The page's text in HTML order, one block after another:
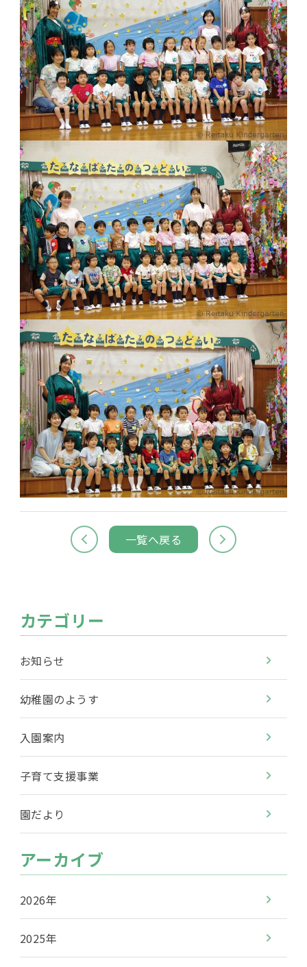
一覧へ戻る
カテゴリー
お知らせ
幼稚園のようす
入園案内
子育て支援事業
園だより
アーカイブ
2026年
2025年